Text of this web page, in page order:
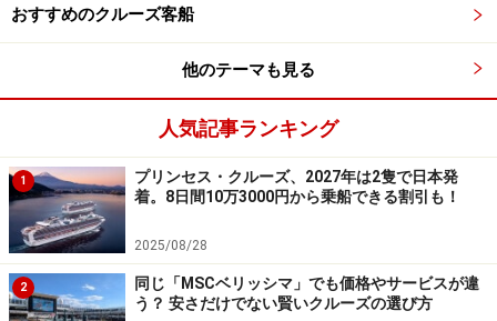
おすすめのクルーズ客船
他のテーマも見る
人気記事ランキング
1
プリンセス・クルーズ、2027年は2隻で日本発
着。8日間10万3000円から乗船できる割引も！
2025/08/28
2
同じ「MSCベリッシマ」でも価格やサービスが違
う？ 安さだけでない賢いクルーズの選び方